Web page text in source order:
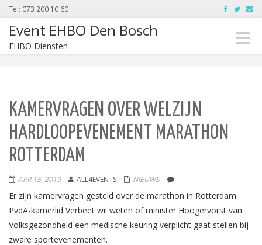
Tel: 073 200 10 60
Event EHBO Den Bosch
EHBO Diensten
Toggle
KAMERVRAGEN OVER WELZIJN
HARDLOOPEVENEMENT MARATHON
ROTTERDAM
APR 15, 2019 ALL4EVENTS NIEUWS
Er zijn kamervragen gesteld over de marathon in Rotterdam.
PvdA-kamerlid Verbeet wil weten of minister Hoogervorst van
Volksgezondheid een medische keuring verplicht gaat stellen bij
zware sportevenementen.